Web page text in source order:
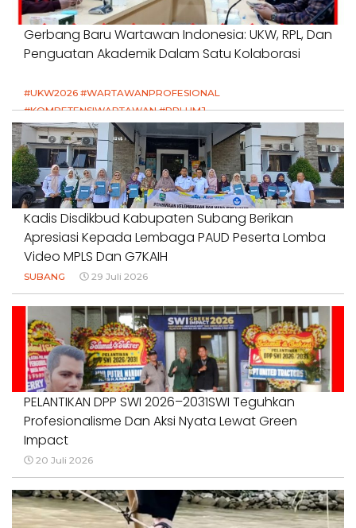
Gerbang Baru Wartawan Indonesia: UKW, RPL, Dan
Penguatan Akademik Dalam Satu Kolaborasi
#UKW2026 #WARTAWANPROFESIONAL
#KOMPETENSIWARTAWAN #RPLUMJ
#PENDIDIKANWARTAWAN #SWINASIONAL #SWIJABAR
1 Agustus 2026
Kadis Disdikbud Kabupaten Subang Berikan
Apresiasi Kepada Lembaga PAUD Peserta Lomba
Video MPLS Dan G7KAIH
SUBANG 29 Juli 2026
PELANTIKAN DPP SWI 2026–2031SWI Teguhkan
Profesionalisme Dan Aksi Nyata Lewat Green
Impact
20 Juli 2026